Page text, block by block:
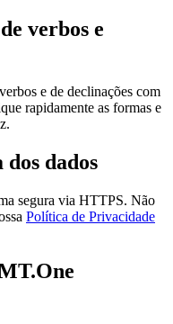
verbos e
e de declinações com
rapidamente as formas e
dados
segura via HTTPS. Não
Política de Privacidade